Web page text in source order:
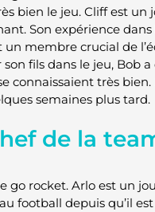
bien le jeu. Cliff est un
Son expérience
membre crucial de
fils dans le jeu, Bob
connaissaient très
semaines plus tard.
de la
go rocket. Arlo est un
football depuis qu’il